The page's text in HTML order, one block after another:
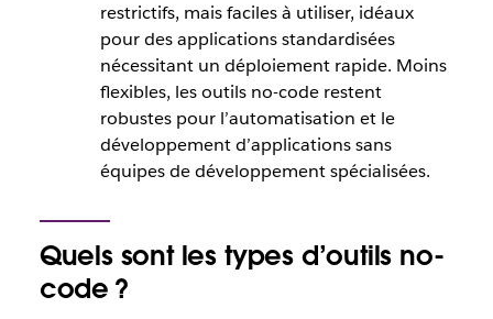
restrictifs, mais faciles à utiliser, idéaux
pour des applications standardisées
nécessitant un déploiement rapide. Moins
flexibles, les outils no-code restent
robustes pour l’automatisation et le
développement d’applications sans
équipes de développement spécialisées.
Quels sont les types d’outils no-
code ?